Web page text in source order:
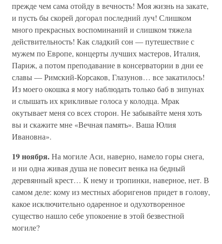
прежде чем сама отойду в вечность! Моя жизнь на закате,
и пусть бы скорей догорал последний луч! Слишком
много прекрасных воспоминаний и слишком тяжела
действительность! Как сладкий сон — путешествие с
мужем по Европе, концерты лучших мастеров, Италия,
Париж, а потом преподавание в консерватории в дни ее
славы — Римский-Корсаков, Глазунов… все закатилось!
Из моего окошка я могу наблюдать только баб в зипунах
и слышать их крикливые голоса у колодца. Мрак
окутывает меня со всех сторон. Не забывайте меня хоть
вы и скажите мне «Вечная память». Ваша Юлия
Ивановна».
19 ноября.На могиле Аси, наверно, намело горы снега,
и ни одна живая душа не повесит венка на бедный
деревянный крест… К нему и тропинки, наверное, нет. В
самом деле: кому из местных аборигенов придет в голову,
какое исключительно одаренное и одухотворенное
существо нашло себе упокоение в этой безвестной
могиле?